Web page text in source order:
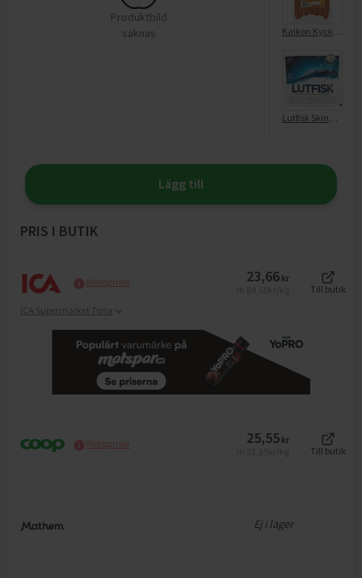
Produktbild
saknas
Kalkon Kycklinggrillkorv Skinnfri
Lutfisk Skinnfri
Lägg till
PRIS I BUTIK
Webbpriser 23,66 kr
Till butik
ICA Supermarket Toria
Webbpriser 25,55 kr
Till butik
Ej i lager